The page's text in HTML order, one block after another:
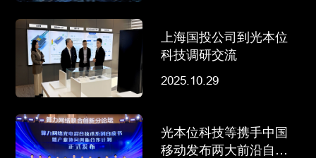
上海国投公司到光本位
科技调研交流
2025.10.29
光本位科技等携手中国
移动发布两大前沿自皮